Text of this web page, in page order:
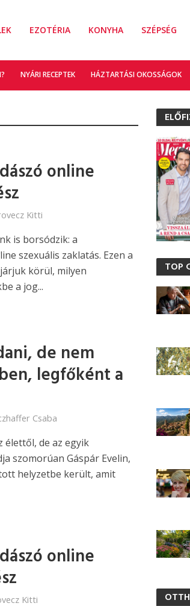
EZOTÉRIA KONYHA SZÉPSÉG
NYÁRI RECEPTEK HÁZTARTÁSI OKOSSÁGOK
online
Kitti
is borsódzik: a
szexuális zaklatás. Ezen a
körül, milyen
a jog...
de nem
legfőként a
Csaba
élettől, de az egyik
szomorúan Gáspár Evelin,
helyzetbe került, amit
online
Kitti
TOP